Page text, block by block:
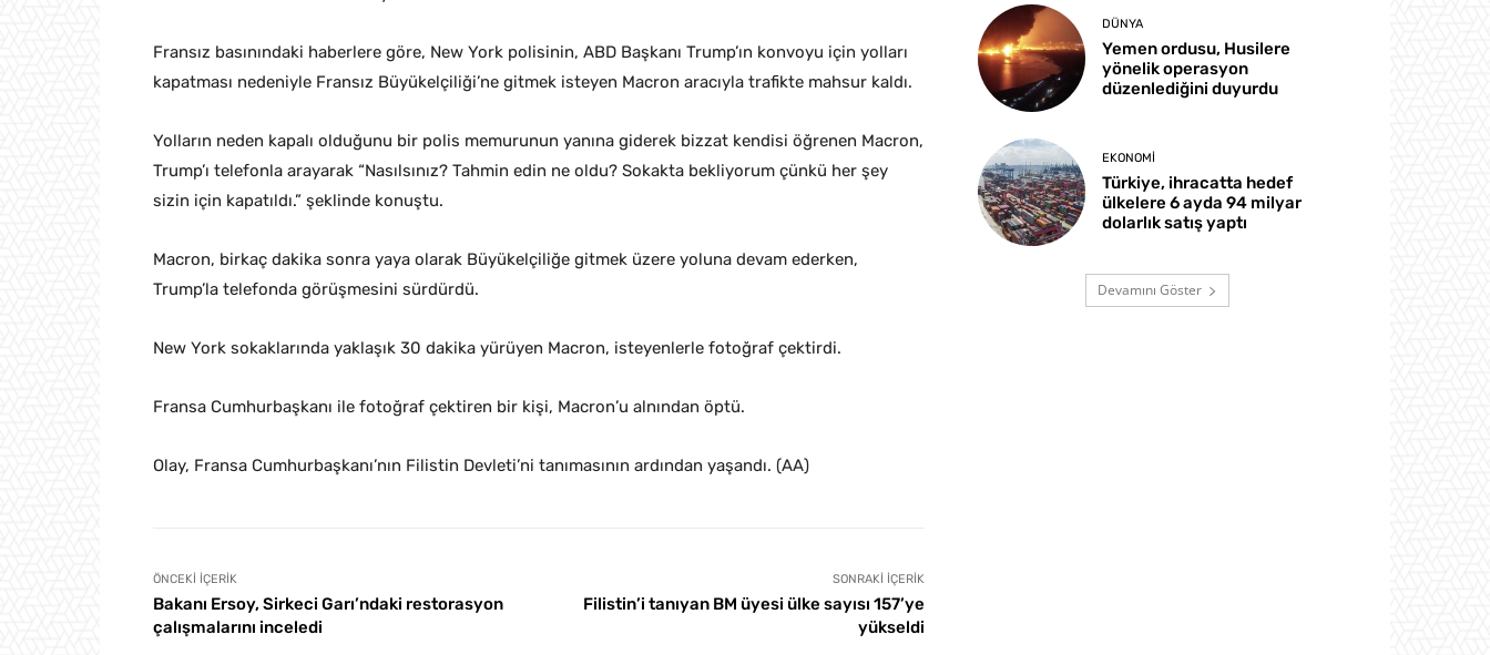
Fransız basınındaki haberlere göre, New York polisinin, ABD Başkanı Trump’ın konvoyu için yolları
kapatması nedeniyle Fransız Büyükelçiliği’ne gitmek isteyen Macron aracıyla trafikte mahsur kaldı.
Yolların neden kapalı olduğunu bir polis memurunun yanına giderek bizzat kendisi öğrenen Macron,
Trump’ı telefonla arayarak “Nasılsınız? Tahmin edin ne oldu? Sokakta bekliyorum çünkü her şey
sizin için kapatıldı.” şeklinde konuştu.
Macron, birkaç dakika sonra yaya olarak Büyükelçiliğe gitmek üzere yoluna devam ederken,
Trump’la telefonda görüşmesini sürdürdü.
New York sokaklarında yaklaşık 30 dakika yürüyen Macron, isteyenlerle fotoğraf çektirdi.
Fransa Cumhurbaşkanı ile fotoğraf çektiren bir kişi, Macron’u alnından öptü.
Olay, Fransa Cumhurbaşkanı’nın Filistin Devleti’ni tanımasının ardından yaşandı. (AA)
ÖNCEKI İÇERIK
Bakanı Ersoy, Sirkeci Garı’ndaki restorasyon
çalışmalarını inceledi
SONRAKI İÇERIK
Filistin’i tanıyan BM üyesi ülke sayısı 157’ye
yükseldi
DÜNYA
Yemen ordusu, Husilere
yönelik operasyon
düzenlediğini duyurdu
EKONOMI
Türkiye, ihracatta hedef
ülkelere 6 ayda 94 milyar
dolarlık satış yaptı
Devamını Göster